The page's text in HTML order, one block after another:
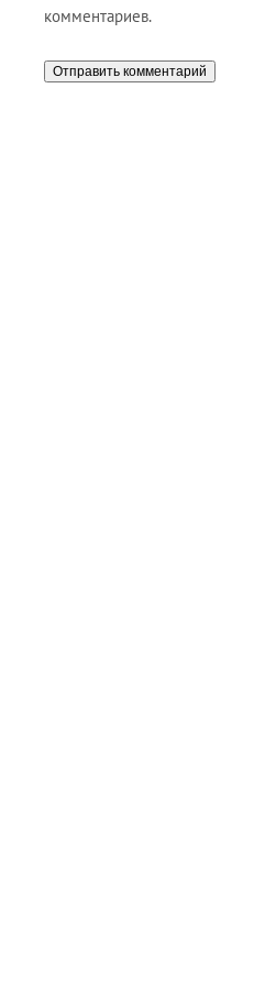
комментариев.